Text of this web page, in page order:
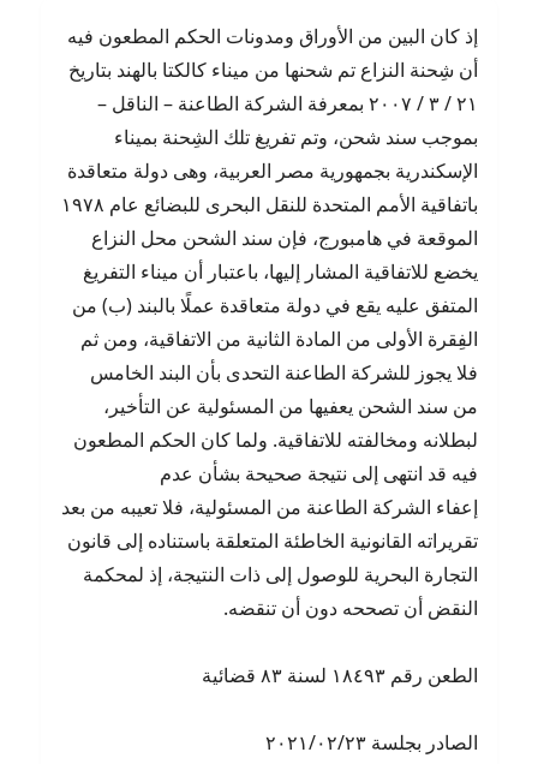
إذ كان البين من الأوراق ومدونات الحكم المطعون فيه
أن شِحنة النزاع تم شحنها من ميناء كالكتا بالهند بتاريخ
٢١ / ٣ / ٢٠٠٧ بمعرفة الشركة الطاعنة – الناقل –
بموجب سند شحن، وتم تفريغ تلك الشِحنة بميناء
الإسكندرية بجمهورية مصر العربية، وهى دولة متعاقدة
باتفاقية الأمم المتحدة للنقل البحرى للبضائع عام ١٩٧٨
الموقعة في هامبورج، فإن سند الشحن محل النزاع
يخضع للاتفاقية المشار إليها، باعتبار أن ميناء التفريغ
المتفق عليه يقع في دولة متعاقدة عملًا بالبند (ب) من
الفِقرة الأولى من المادة الثانية من الاتفاقية، ومن ثم
فلا يجوز للشركة الطاعنة التحدى بأن البند الخامس
من سند الشحن يعفيها من المسئولية عن التأخير،
لبطلانه ومخالفته للاتفاقية. ولما كان الحكم المطعون
فيه قد انتهى إلى نتيجة صحيحة بشأن عدم
إعفاء الشركة الطاعنة من المسئولية، فلا تعيبه من بعد
تقريراته القانونية الخاطئة المتعلقة باستناده إلى قانون
التجارة البحرية للوصول إلى ذات النتيجة، إذ لمحكمة
النقض أن تصححه دون أن تنقضه.
الطعن رقم ١٨٤٩٣ لسنة ٨٣ قضائية
الصادر بجلسة ٢٠٢١/٠٢/٢٣